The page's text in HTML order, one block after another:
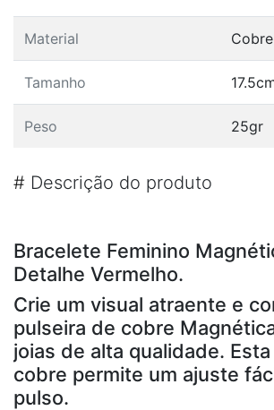
Material Cobre
Tamanho
Peso 25gr
# Descrição do produto
Bracelete Feminino
Detalhe Vermelho.
Crie um visual atraente e
pulseira de cobre
joias de alta qualidade.
cobre permite um ajuste
pulso.